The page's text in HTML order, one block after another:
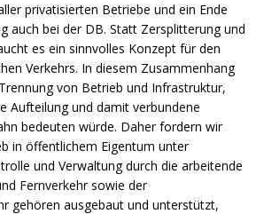
privatisierten Betriebe und ein Ende
auch bei der DB. Statt Zersplitterung und
es ein sinnvolles Konzept für den
Verkehrs. In diesem Zusammenhang
von Betrieb und Infrastruktur,
Aufteilung und damit verbundene
bedeuten würde. Daher fordern wir
in öffentlichem Eigentum unter
und Verwaltung durch die arbeitende
Fernverkehr sowie der
gehören ausgebaut und unterstützt,